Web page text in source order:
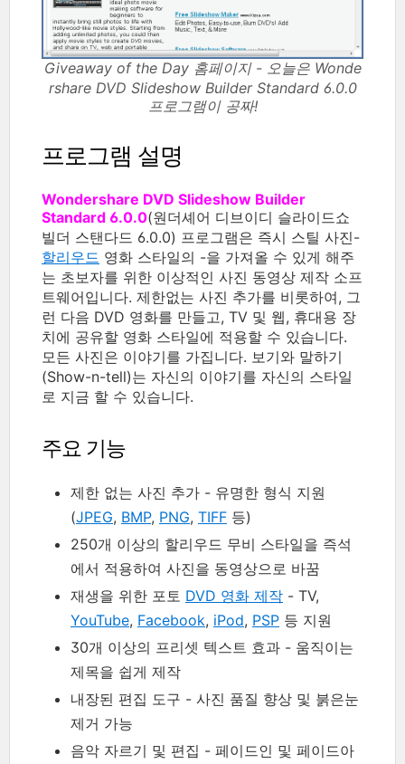
Giveaway of the Day 홈페이지 - 오늘은 Wonde
rshare DVD Slideshow Builder Standard 6.0.0
프로그램이 공짜!
프로그램 설명
Wondershare DVD Slideshow Builder
Standard 6.0.0(원더셰어 디브이디 슬라이드쇼
빌더 스탠다드 6.0.0) 프로그램은 즉시 스틸 사진-
할리우드 영화 스타일의 -을 가져올 수 있게 해주
는 초보자를 위한 이상적인 사진 동영상 제작 소프
트웨어입니다. 제한없는 사진 추가를 비롯하여, 그
런 다음 DVD 영화를 만들고, TV 및 웹, 휴대용 장
치에 공유할 영화 스타일에 적용할 수 있습니다.
모든 사진은 이야기를 가집니다. 보기와 말하기
(Show-n-tell)는 자신의 이야기를 자신의 스타일
로 지금 할 수 있습니다.
주요 기능
제한 없는 사진 추가 - 유명한 형식 지원
(JPEG, BMP, PNG, TIFF 등)
250개 이상의 할리우드 무비 스타일을 즉석
에서 적용하여 사진을 동영상으로 바꿈
재생을 위한 포토 DVD 영화 제작 - TV,
YouTube, Facebook, iPod, PSP 등 지원
30개 이상의 프리셋 텍스트 효과 - 움직이는
제목을 쉽게 제작
내장된 편집 도구 - 사진 품질 향상 및 붉은눈
제거 가능
음악 자르기 및 편집 - 페이드인 및 페이드아